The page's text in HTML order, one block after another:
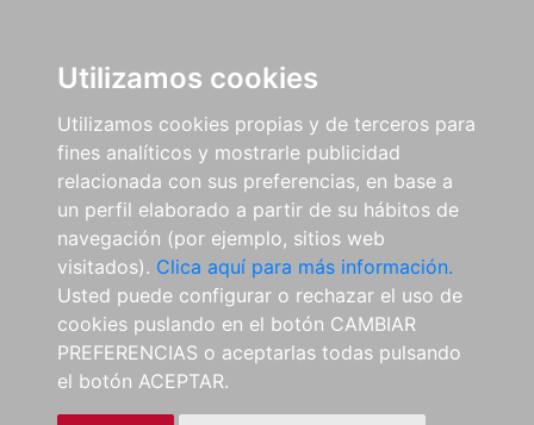
Utilizamos cookies
Utilizamos cookies propias y de terceros para
fines analíticos y mostrarle publicidad
relacionada con sus preferencias, en base a
un perfil elaborado a partir de su hábitos de
navegación (por ejemplo, sitios web
visitados). Clica aquí para más información.
Usted puede configurar o rechazar el uso de
cookies puslando en el botón CAMBIAR
PREFERENCIAS o aceptarlas todas pulsando
el botón ACEPTAR.